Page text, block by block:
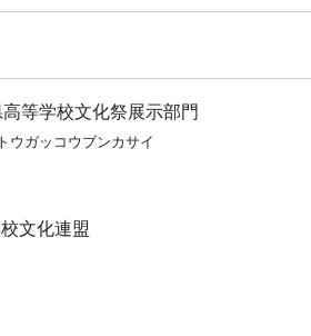
等学校文化祭展示部門
ウガッコウブンカサイ
文化連盟